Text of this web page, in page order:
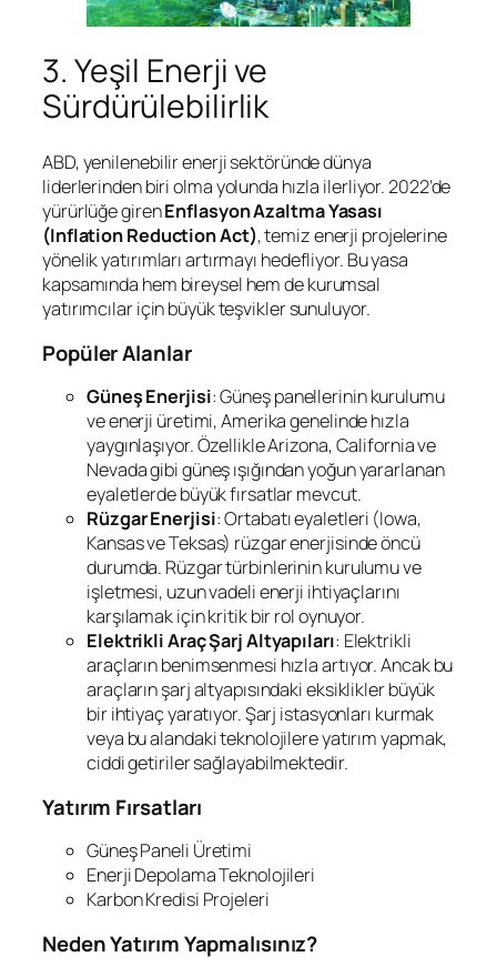
3. Yeşil Enerji ve
Sürdürülebilirlik
ABD, yenilenebilir enerji sektöründe dünya
liderlerinden biri olma yolunda hızla ilerliyor. 2022’de
yürürlüğe girenEnflasyon Azaltma Yasası
(Inflation Reduction Act), temiz enerji projelerine
yönelik yatırımları artırmayı hedefliyor. Bu yasa
kapsamında hem bireysel hem de kurumsal
yatırımcılar için büyük teşvikler sunuluyor.
Popüler Alanlar
Güneş Enerjisi: Güneş panellerinin kurulumu
ve enerji üretimi, Amerika genelinde hızla
yaygınlaşıyor. Özellikle Arizona, California ve
Nevada gibi güneş ışığından yoğun yararlanan
eyaletlerde büyük fırsatlar mevcut.
Rüzgar Enerjisi: Ortabatı eyaletleri (Iowa,
Kansas ve Teksas) rüzgar enerjisinde öncü
durumda. Rüzgar türbinlerinin kurulumu ve
işletmesi, uzun vadeli enerji ihtiyaçlarını
karşılamak için kritik bir rol oynuyor.
Elektrikli Araç Şarj Altyapıları: Elektrikli
araçların benimsenmesi hızla artıyor. Ancak bu
araçların şarj altyapısındaki eksiklikler büyük
bir ihtiyaç yaratıyor. Şarj istasyonları kurmak
veya bu alandaki teknolojilere yatırım yapmak,
ciddi getiriler sağlayabilmektedir.
Yatırım Fırsatları
Güneş Paneli Üretimi
Enerji Depolama Teknolojileri
Karbon Kredisi Projeleri
Neden Yatırım Yapmalısınız?